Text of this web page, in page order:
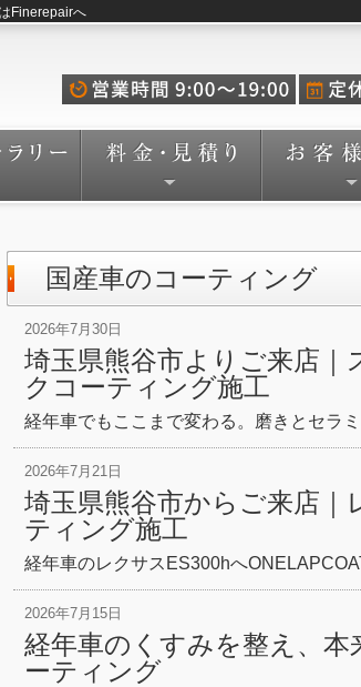
Finerepairへ
国産車のコーティング
2026年7月30日
埼玉県熊谷市よりご来店｜
クコーティング施工
経年車でもここまで変わる。磨きとセラ
2026年7月21日
埼玉県熊谷市からご来店
ティング施工
経年車のレクサスES300hへ
2026年7月15日
経年車のくすみを整え、
ーティング